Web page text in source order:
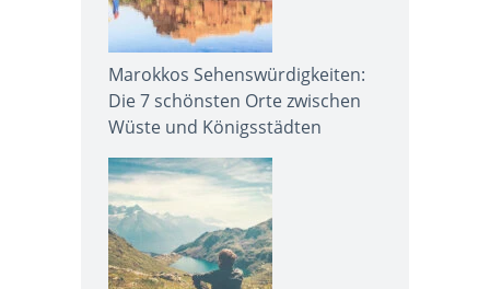
Marokkos Sehenswürdigkeiten:
Die 7 schönsten Orte zwischen
Wüste und Königsstädten